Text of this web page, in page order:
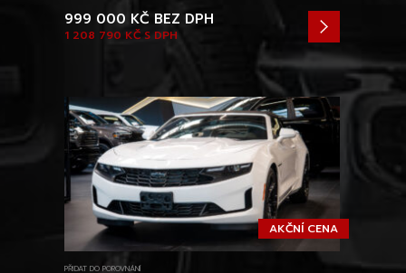
1 208 790 KČ S DPH
999 000 KČ BEZ DPH
AKČNÍ CENA
PŘIDAT DO POROVNÁNÍ